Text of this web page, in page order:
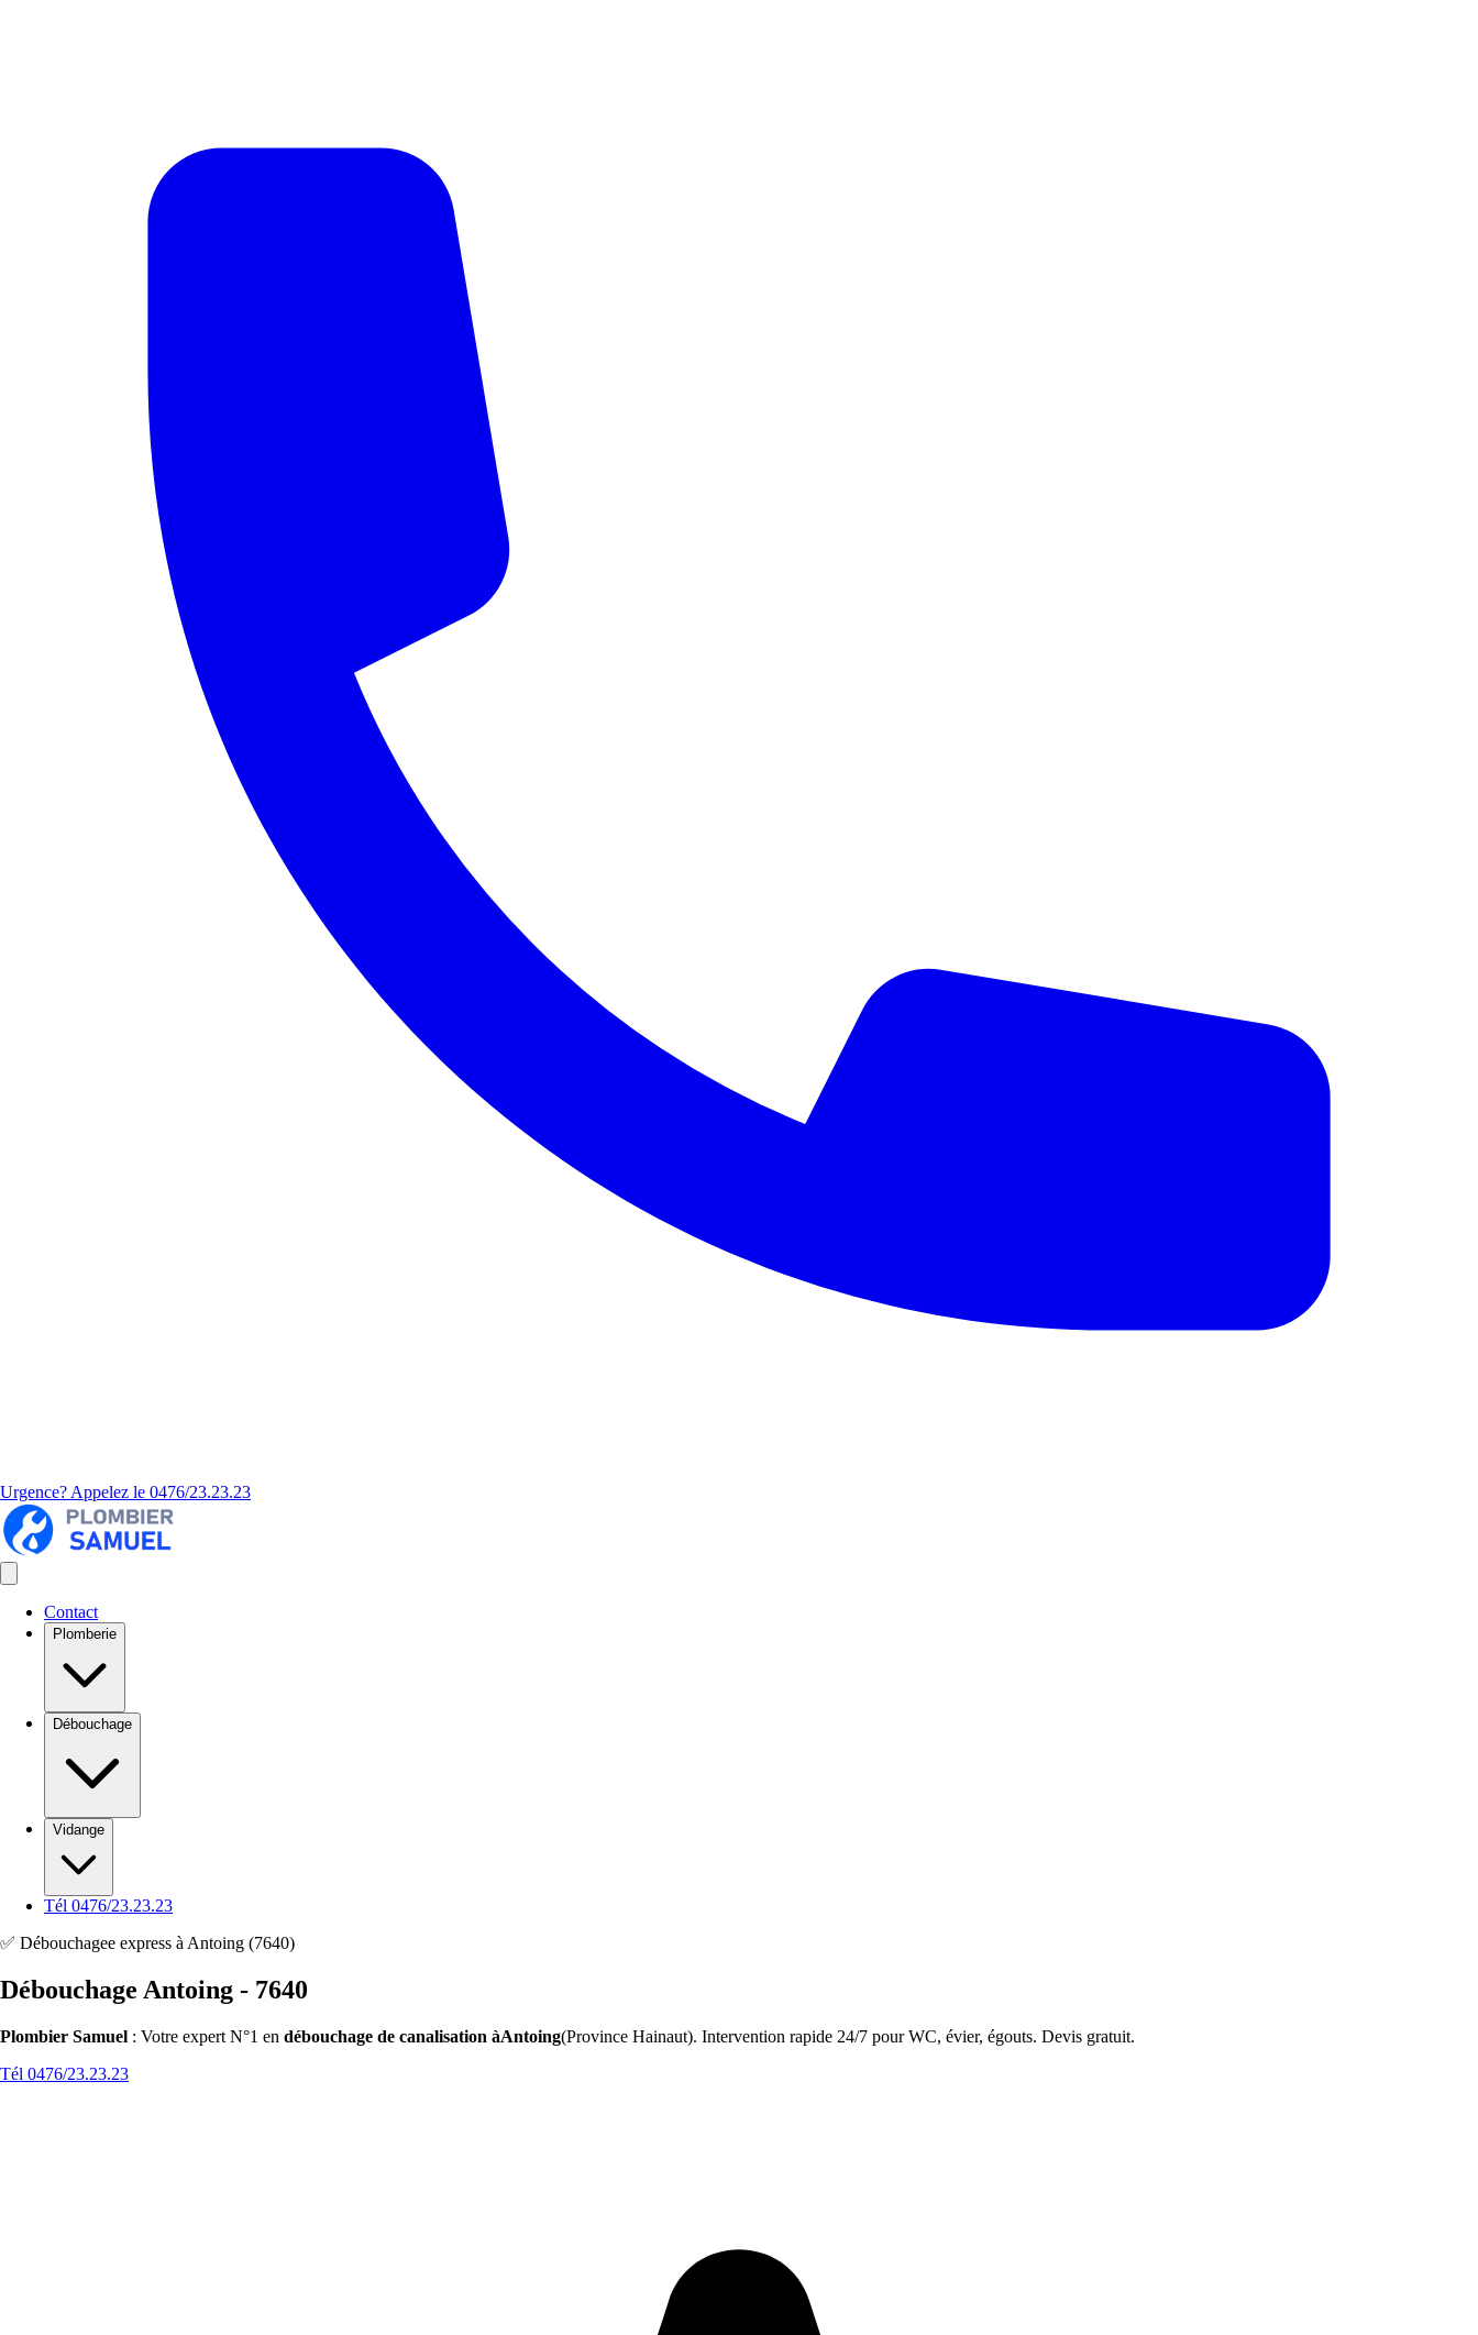
Urgence? Appelez le 0476/23.23.23
Contact
Plomberie
Débouchage
Vidange
Tél 0476/23.23.23
✅ Débouchagee express à Antoing (7640)
Débouchage Antoing - 7640
Plombier Samuel : Votre expert N°1 en débouchage de canalisation àAntoing(Province Hainaut). Intervention rapide 24/7 pour WC, évier, égouts. Devis gratuit.
Tél 0476/23.23.23